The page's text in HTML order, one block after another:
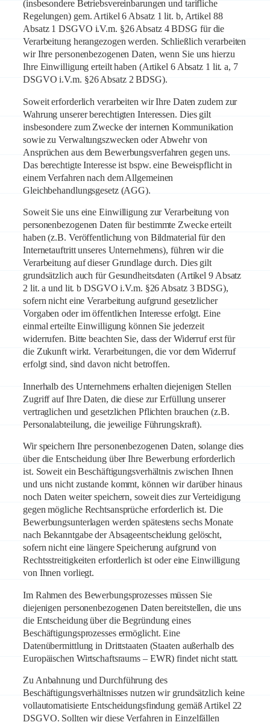
(insbesondere Betriebsvereinbarungen und tarifliche
Regelungen) gem. Artikel 6 Absatz 1 lit. b, Artikel 88
Absatz 1 DSGVO i.V.m. §26 Absatz 4 BDSG für die
Verarbeitung herangezogen werden. Schließlich verarbeiten
wir Ihre personenbezogenen Daten, wenn Sie uns hierzu
Ihre Einwilligung erteilt haben (Artikel 6 Absatz 1 lit. a, 7
DSGVO i.V.m. §26 Absatz 2 BDSG).
Soweit erforderlich verarbeiten wir Ihre Daten zudem zur
Wahrung unserer berechtigten Interessen. Dies gilt
insbesondere zum Zwecke der internen Kommunikation
sowie zu Verwaltungszwecken oder Abwehr von
Ansprüchen aus dem Bewerbungsverfahren gegen uns.
Das berechtigte Interesse ist bspw. eine Beweispflicht in
einem Verfahren nach dem Allgemeinen
Gleichbehandlungsgesetz (AGG).
Soweit Sie uns eine Einwilligung zur Verarbeitung von
personenbezogenen Daten für bestimmte Zwecke erteilt
haben (z.B. Veröffentlichung von Bildmaterial für den
Internetauftritt unseres Unternehmens), führen wir die
Verarbeitung auf dieser Grundlage durch. Dies gilt
grundsätzlich auch für Gesundheitsdaten (Artikel 9 Absatz
2 lit. a und lit. b DSGVO i.V.m. §26 Absatz 3 BDSG),
sofern nicht eine Verarbeitung aufgrund gesetzlicher
Vorgaben oder im öffentlichen Interesse erfolgt. Eine
einmal erteilte Einwilligung können Sie jederzeit
widerrufen. Bitte beachten Sie, dass der Widerruf erst für
die Zukunft wirkt. Verarbeitungen, die vor dem Widerruf
erfolgt sind, sind davon nicht betroffen.
Innerhalb des Unternehmens erhalten diejenigen Stellen
Zugriff auf Ihre Daten, die diese zur Erfüllung unserer
vertraglichen und gesetzlichen Pflichten brauchen (z.B.
Personalabteilung, die jeweilige Führungskraft).
Wir speichern Ihre personenbezogenen Daten, solange dies
über die Entscheidung über Ihre Bewerbung erforderlich
ist. Soweit ein Beschäftigungsverhältnis zwischen Ihnen
und uns nicht zustande kommt, können wir darüber hinaus
noch Daten weiter speichern, soweit dies zur Verteidigung
gegen mögliche Rechtsansprüche erforderlich ist. Die
Bewerbungsunterlagen werden spätestens sechs Monate
nach Bekanntgabe der Absageentscheidung gelöscht,
sofern nicht eine längere Speicherung aufgrund von
Rechtsstreitigkeiten erforderlich ist oder eine Einwilligung
von Ihnen vorliegt.
Im Rahmen des Bewerbungsprozesses müssen Sie
diejenigen personenbezogenen Daten bereitstellen, die uns
die Entscheidung über die Begründung eines
Beschäftigungsprozesses ermöglicht. Eine
Datenübermittlung in Drittstaaten (Staaten außerhalb des
Europäischen Wirtschaftsraums – EWR) findet nicht statt.
Zu Anbahnung und Durchführung des
Beschäftigungsverhältnisses nutzen wir grundsätzlich keine
vollautomatisierte Entscheidungsfindung gemäß Artikel 22
DSGVO. Sollten wir diese Verfahren in Einzelfällen